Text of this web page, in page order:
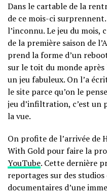
Dans le cartable de la
de ce mois-ci
l’inconnu. Le jeu du mois,
de la première saison de
prend la forme d’un
sur le toit du monde
un jeu fabuleux. On l’a
le site parce qu’on le
jeu d’infiltration, c’est un
la vue.
On profite de l’arrivée de
With Gold pour faire la
YouTube. Cette dernière
reportages sur des studios
documentaires d’une